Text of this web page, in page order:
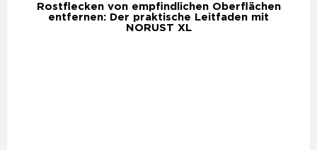
Rostflecken von empfindlichen Oberflächen
entfernen: Der praktische Leitfaden mit
NORUST XL